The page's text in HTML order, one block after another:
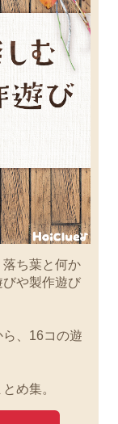
ち葉と何か
や製作遊び
、16コの遊
め集。